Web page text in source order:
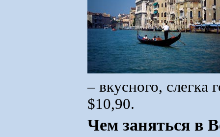
– вкусного, слегка
$10,90.
Чем заняться в